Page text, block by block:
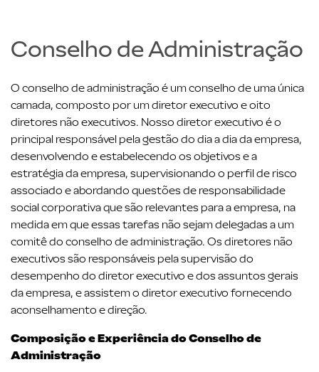
Conselho de Administração
O conselho de administração é um conselho de uma única
camada, composto por um diretor executivo e oito
diretores não executivos. Nosso diretor executivo é o
principal responsável pela gestão do dia a dia da empresa,
desenvolvendo e estabelecendo os objetivos e a
estratégia da empresa, supervisionando o perfil de risco
associado e abordando questões de responsabilidade
social corporativa que são relevantes para a empresa, na
medida em que essas tarefas não sejam delegadas a um
comitê do conselho de administração. Os diretores não
executivos são responsáveis pela supervisão do
desempenho do diretor executivo e dos assuntos gerais
da empresa, e assistem o diretor executivo fornecendo
aconselhamento e direção.
Composição e Experiência do Conselho de
Administração